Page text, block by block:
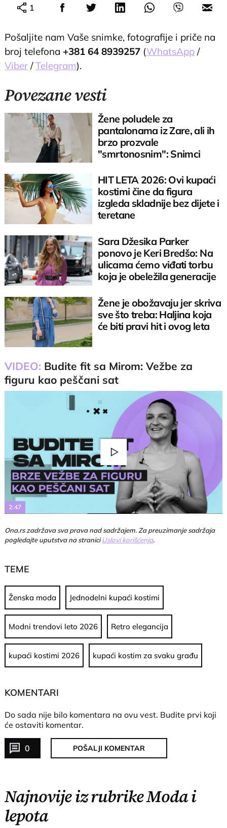
1
Pošaljite nam Vaše snimke, fotografije i priče na
broj telefona +381 64 8939257 (WhatsApp /
Viber /Telegram).
Povezane vesti
Žene poludele za
pantalonama iz Zare, ali ih
brzo prozvale
"smrtonosnim": Snimci
HIT LETA 2026: Ovi kupaći
kostimi čine da figura
izgleda skladnije bez dijete i
teretane
Sara Džesika Parker
ponovo je Keri Bredšo: Na
ulicama ćemo viđati torbu
koja je obeležila generacije
Žene je obožavaju jer skriva
sve što treba: Haljina koja
će biti pravi hit i ovog leta
VIDEO: Budite fit sa Mirom: Vežbe za
figuru kao peščani sat
Play
Video
2:47
Ona.rs zadržava sva prava nad sadržajem. Za preuzimanje sadržaja
pogledajte uputstva na straniciUslovi korišćenja.
TEME
Ženska moda Jednodelni kupaći kostimi
Modni trendovi leto 2026 Retro elegancija
kupaći kostimi 2026 kupaći kostim za svaku građu
KOMENTARI
Do sada nije bilo komentara na ovu vest. Budite prvi koji
će ostaviti komentar.
0 POŠALJI KOMENTAR
Najnovije iz rubrike Moda i
lepota